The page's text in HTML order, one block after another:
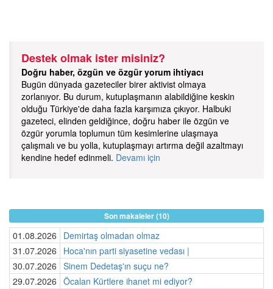
Destek olmak ister misiniz?
Doğru haber, özgün ve özgür yorum ihtiyacı
Bugün dünyada gazeteciler birer aktivist olmaya
zorlanıyor. Bu durum, kutuplaşmanın alabildiğine keskin
olduğu Türkiye'de daha fazla karşımıza çıkıyor. Halbuki
gazeteci, elinden geldiğince, doğru haber ile özgün ve
özgür yorumla toplumun tüm kesimlerine ulaşmaya
çalışmalı ve bu yolla, kutuplaşmayı artırma değil azaltmayı
kendine hedef edinmeli. Devamı için
Son makaleler (10)
01.08.2026
Demirtaş olmadan olmaz
31.07.2026
Hoca'nın parti siyasetine vedası |
30.07.2026 Sinem Dedetaş'ın suçu ne?
29.07.2026 Öcalan Kürtlere ihanet mi ediyor?